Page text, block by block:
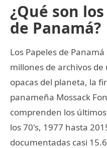
¿Qué son
de Panamá?
Los Papeles de
millones de archivos
opacas del planeta, la
panameña Mossack
comprenden los
los 70's, 1977 hasta
documentadas casi